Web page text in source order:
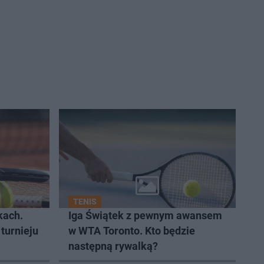
turnieju
TENIS
Iga Świątek z pewnym awansem
w WTA Toronto. Kto będzie
następną rywalką?